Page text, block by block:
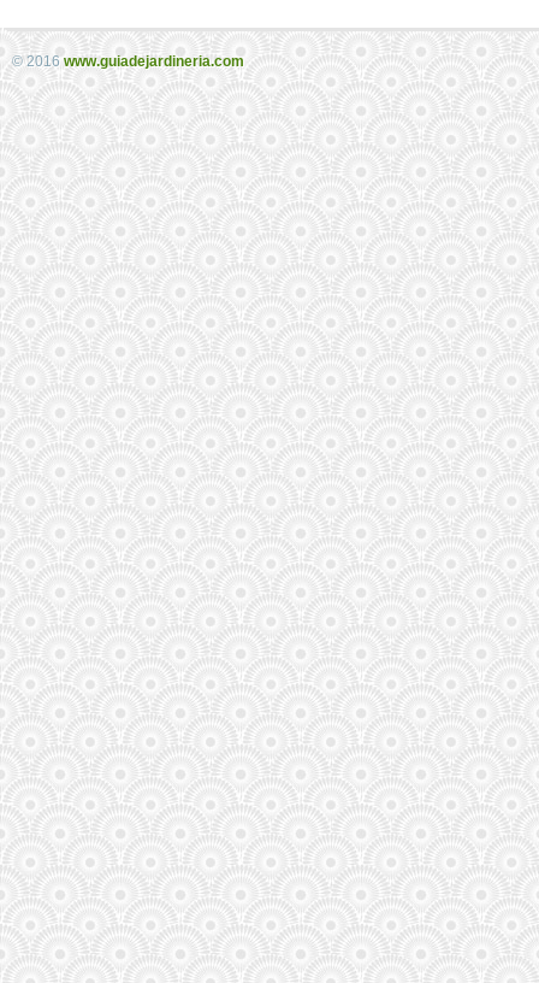
© 2016 www.guiadejardineria.com